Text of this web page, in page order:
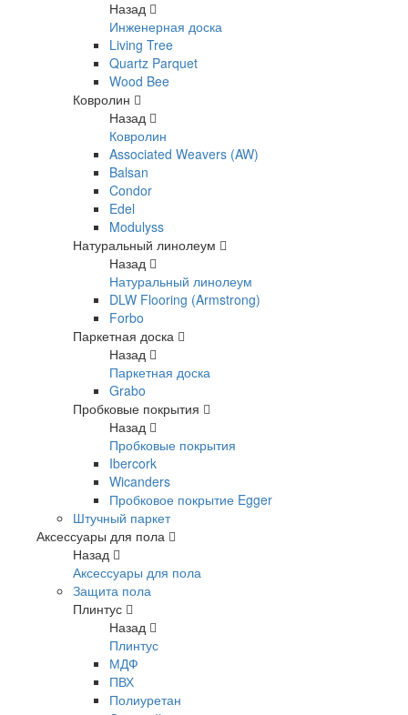
Назад
Инженерная доска
Living Tree
Quartz Parquet
Wood Bee
Ковролин
Назад
Ковролин
Associated Weavers (AW)
Balsan
Condor
Edel
Modulyss
Натуральный линолеум
Назад
Натуральный линолеум
DLW Flooring (Armstrong)
Forbo
Паркетная доска
Назад
Паркетная доска
Grabo
Пробковые покрытия
Назад
Пробковые покрытия
Ibercork
Wicanders
Пробковое покрытие Egger
Штучный паркет
Аксессуары для пола
Назад
Аксессуары для пола
Защита пола
Плинтус
Назад
Плинтус
МДФ
ПВХ
Полиуретан